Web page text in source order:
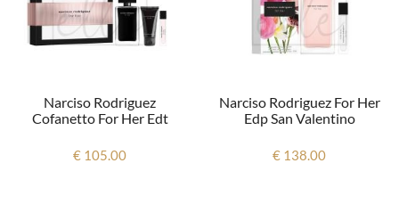
Narciso Rodriguez
Cofanetto For Her Edt
€ 105.00
Narciso Rodriguez For Her
Edp San Valentino
€ 138.00